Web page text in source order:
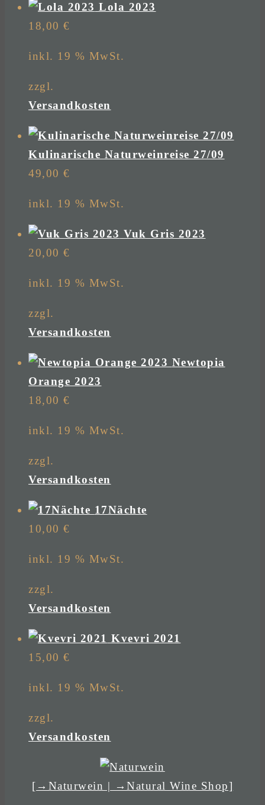
Lola 2023
18,00 €
inkl. 19 % MwSt.
zzgl.
Versandkosten
Kulinarische Naturweinreise 27/09
49,00 €
inkl. 19 % MwSt.
Vuk Gris 2023
20,00 €
inkl. 19 % MwSt.
zzgl.
Versandkosten
Newtopia
Orange 2023
18,00 €
inkl. 19 % MwSt.
zzgl.
Versandkosten
17Nächte
10,00 €
inkl. 19 % MwSt.
zzgl.
Versandkosten
Kvevri 2021
15,00 €
inkl. 19 % MwSt.
zzgl.
Versandkosten
[→Naturwein | →Natural Wine Shop]